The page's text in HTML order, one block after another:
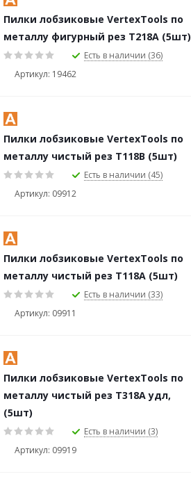
Пилки лобзиковые VertexTools по
металлу фигурный рез Т218А (5шт)
Есть в наличии (36)
Артикул: 19462
Пилки лобзиковые VertexTools по
металлу чистый рез Т118B (5шт)
Есть в наличии (45)
Артикул: 09912
Пилки лобзиковые VertexTools по
металлу чистый рез Т118А (5шт)
Есть в наличии (33)
Артикул: 09911
Пилки лобзиковые VertexTools по
металлу чистый рез Т318А удл,
(5шт)
Есть в наличии (3)
Артикул: 09919